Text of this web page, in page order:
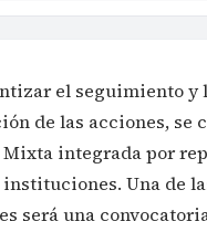
el seguimiento y
de las acciones, se
integrada por
instituciones. Una de
será una